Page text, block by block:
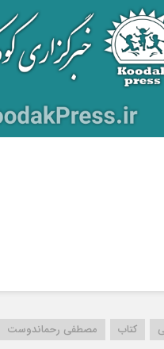
کتاب مصطفی رحماندوست